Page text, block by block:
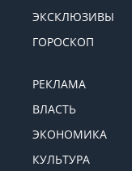
ЭКСКЛЮЗИВЫ
ГОРОСКОП
РЕКЛАМА
ВЛАСТЬ
ЭКОНОМИКА
КУЛЬТУРА